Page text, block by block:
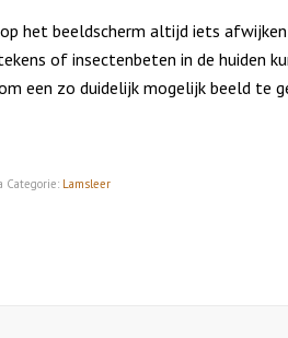
het beeldscherm altijd iets
of insectenbeten in de huiden
een zo duidelijk mogelijk beeld te
Categorie: Lamsleer